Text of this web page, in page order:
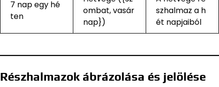
7 nap egy hé
ten
ombat, vasár
nap})
szhalmaz a h
ét napjaiból
Részhalmazok ábrázolása és jelölése